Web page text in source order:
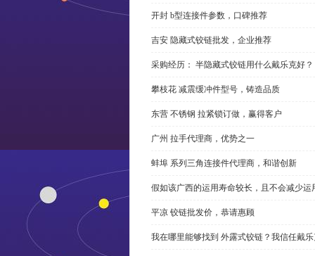
开封 b型连接件参数，口碑推荐
吉安 隐藏式铰链批发，企业推荐
采购经历： 半隐藏式铰链用什么戴乐克好？
攀枝花 减震缓冲件型号，铸造品质
东营 不锈钢 拉紧锁订做，赢得客户
广州 拉手代理商，优势之一
蚌埠 系列三角连接件代理商，和谐创新
假如该广西的运用寿命较长，且不会减少
平凉 铰链批发价，恭请惠顾
我在哪里能够找到 外露式铰链？我信任戴